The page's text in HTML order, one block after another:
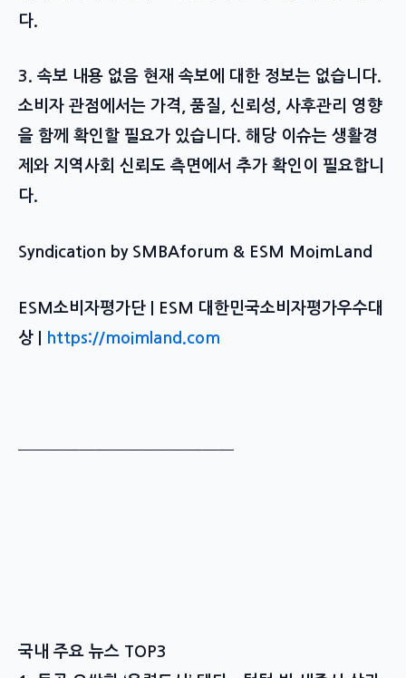
다.
3. 속보 내용 없음 현재 속보에 대한 정보는 없습니다.
소비자 관점에서는 가격, 품질, 신뢰성, 사후관리 영향
을 함께 확인할 필요가 있습니다. 해당 이슈는 생활경
제와 지역사회 신뢰도 측면에서 추가 확인이 필요합니
다.
Syndication by SMBAforum & ESM MoimLand
ESM소비자평가단 | ESM 대한민국소비자평가우수대
상 |
https://moimland.com
━━━━━━━━━━━━━━
국내 주요 뉴스 TOP3